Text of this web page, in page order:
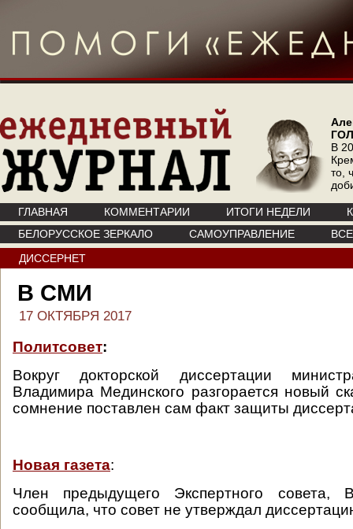
В
то,
ГЛАВНАЯ КОММЕНТАРИИ ИТОГИ НЕДЕЛИ
БЕЛОРУССКОЕ ЗЕРКАЛО
САМОУПРАВЛЕНИЕ
ДИССЕРНЕТ
В СМИ
17 ОКТЯБРЯ 2017
Политсовет:
Вокруг докторской диссертации
Владимира Мединского разгорается новый
сомнение поставлен сам факт защиты
Новая газета:
Член предыдущего Экспертного совета,
сообщила, что совет не утверждал